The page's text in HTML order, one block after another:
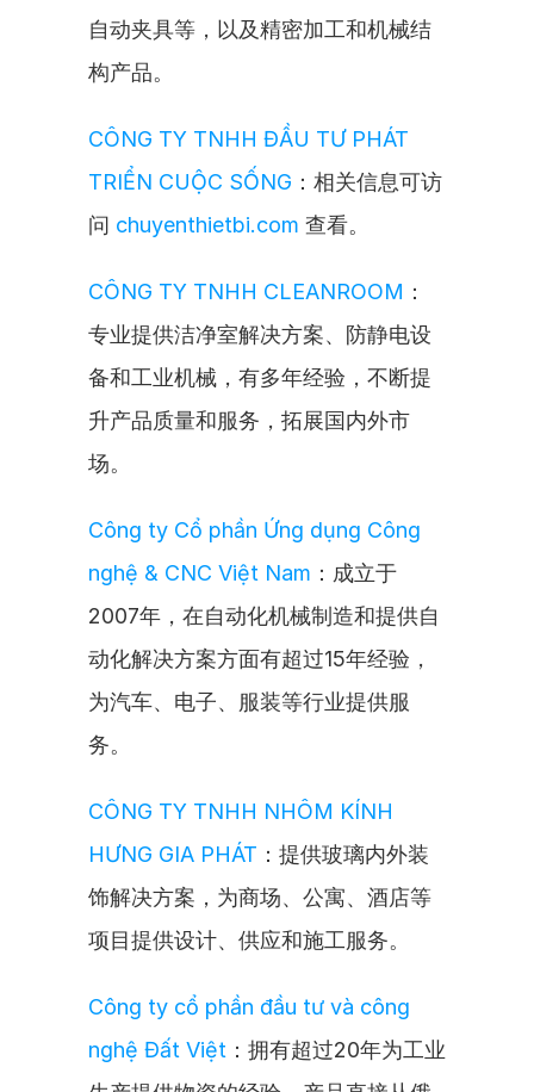
自动夹具等，以及精密加工和机械结
构产品。
CÔNG TY TNHH ĐẦU TƯ PHÁT
TRIỂN CUỘC SỐNG ：相关信息可访
问 chuyenthietbi.com 查看。
CÔNG TY TNHH CLEANROOM ：
专业提供洁净室解决方案、防静电设
备和工业机械，有多年经验，不断提
升产品质量和服务，拓展国内外市
场。
Công ty Cổ phần Ứng dụng Công
nghệ & CNC Việt Nam ：成立于
2007年，在自动化机械制造和提供自
动化解决方案方面有超过15年经验，
为汽车、电子、服装等行业提供服
务。
CÔNG TY TNHH NHÔM KÍNH
HƯNG GIA PHÁT ：提供玻璃内外装
饰解决方案，为商场、公寓、酒店等
项目提供设计、供应和施工服务。
Công ty cổ phần đầu tư và công
nghệ Đất Việt ：拥有超过20年为工业